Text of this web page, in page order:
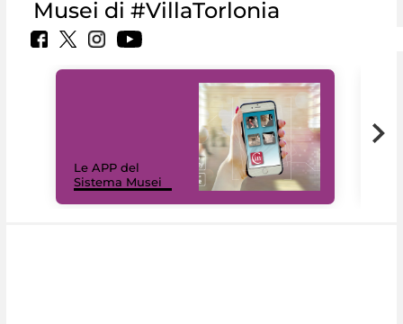
Musei di #VillaTorlonia
Le APP del
Sistema Musei